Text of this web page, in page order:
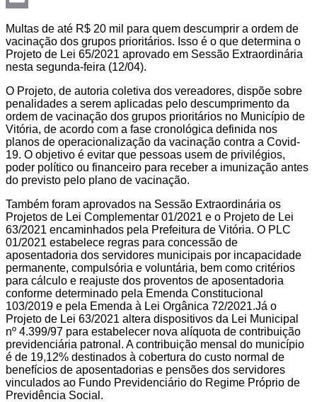
Multas de até R$ 20 mil para quem descumprir a ordem de
vacinação dos grupos prioritários. Isso é o que determina o
Projeto de Lei 65/2021 aprovado em Sessão Extraordinária
nesta segunda-feira (12/04).
O Projeto, de autoria coletiva dos vereadores, dispõe sobre
penalidades a serem aplicadas pelo descumprimento da
ordem de vacinação dos grupos prioritários no Município de
Vitória, de acordo com a fase cronológica definida nos
planos de operacionalização da vacinação contra a Covid-
19. O objetivo é evitar que pessoas usem de privilégios,
poder político ou financeiro para receber a imunização antes
do previsto pelo plano de vacinação.
Também foram aprovados na Sessão Extraordinária os
Projetos de Lei Complementar 01/2021 e o Projeto de Lei
63/2021 encaminhados pela Prefeitura de Vitória. O PLC
01/2021 estabelece regras para concessão de
aposentadoria dos servidores municipais por incapacidade
permanente, compulsória e voluntária, bem como critérios
para cálculo e reajuste dos proventos de aposentadoria
conforme determinado pela Emenda Constitucional
103/2019 e pela Emenda à Lei Orgânica 72/2021.Já o
Projeto de Lei 63/2021 altera dispositivos da Lei Municipal
nº 4.399/97 para estabelecer nova alíquota de contribuição
previdenciária patronal. A contribuição mensal do município
é de 19,12% destinados à cobertura do custo normal de
benefícios de aposentadorias e pensões dos servidores
vinculados ao Fundo Previdenciário do Regime Próprio de
Previdência Social.